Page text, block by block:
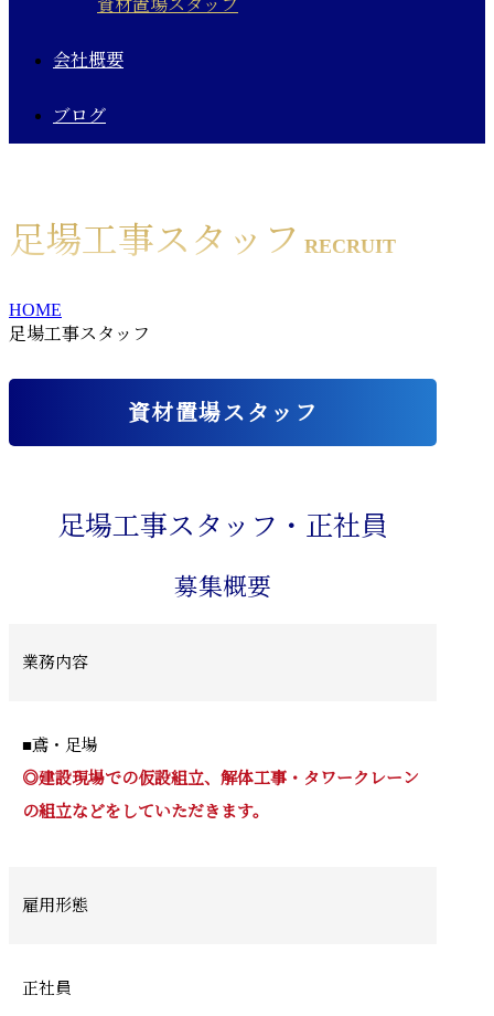
資材置場スタッフ
会社概要
ブログ
足場工事スタッフ RECRUIT
HOME
足場工事スタッフ
資材置場スタッフ
足場工事スタッフ・正社員
募集概要
業務内容
■鳶・足場
◎建設現場での仮設組立、解体工事・タワークレーン
の組立などをしていただきます。
雇用形態
正社員